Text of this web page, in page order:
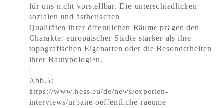
für uns nicht vorstellbar. Die unterschiedlichen
sozialen und ästhetischen
Qualitäten ihrer öffentlichen Räume prägen den
Charakter europäischer Städte stärker als ihre
topografischen Eigenarten oder die Besonderheiten
ihrer Bautypologien.
Abb.5:
https://www.hess.eu/de/news/experten-
interviews/urbane-oeffentliche-raeume